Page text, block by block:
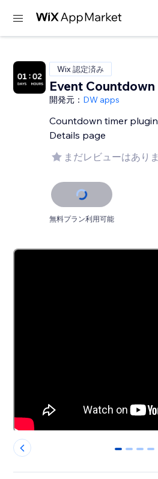
Wix 認定済み
Event Countdown
開発元： DW apps
Countdown timer
Details page
まだレビューはあり
無料プラン利用可能
0 1 2 3